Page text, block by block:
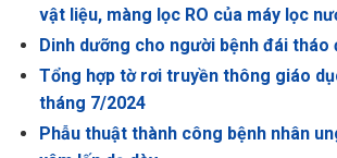
vật liệu, màng lọc RO của máy lọc
Dinh dưỡng cho người bệnh đái tháo
Tổng hợp tờ rơi truyền thông giáo
tháng 7/2024
Phẫu thuật thành công bệnh nhân